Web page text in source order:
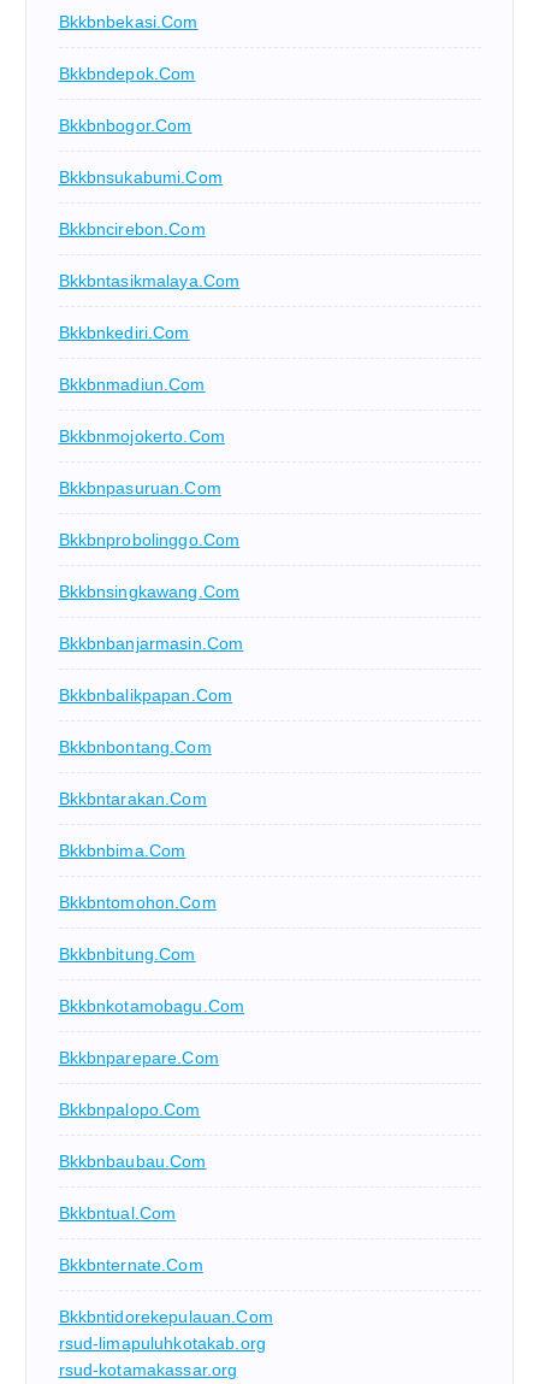
Bkkbnbekasi.com
Bkkbndepok.com
Bkkbnbogor.com
Bkkbnsukabumi.com
Bkkbncirebon.com
Bkkbntasikmalaya.com
Bkkbnkediri.com
Bkkbnmadiun.com
Bkkbnmojokerto.com
Bkkbnpasuruan.com
Bkkbnprobolinggo.com
Bkkbnsingkawang.com
Bkkbnbanjarmasin.com
Bkkbnbalikpapan.com
Bkkbnbontang.com
Bkkbntarakan.com
Bkkbnbima.com
Bkkbntomohon.com
Bkkbnbitung.com
Bkkbnkotamobagu.com
Bkkbnparepare.com
Bkkbnpalopo.com
Bkkbnbaubau.com
Bkkbntual.com
Bkkbnternate.com
Bkkbntidorekepulauan.com
rsud-limapuluhkotakab.org
rsud-kotamakassar.org